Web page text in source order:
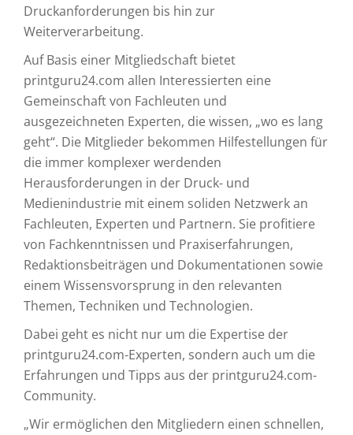
Druckanforderungen bis hin zur
Weiterverarbeitung.
Auf Basis einer Mitgliedschaft bietet
printguru24.com allen Interessierten eine
Gemeinschaft von Fachleuten und
ausgezeichneten Experten, die wissen, „wo es lang
geht“. Die Mitglieder bekommen Hilfestellungen für
die immer komplexer werdenden
Herausforderungen in der Druck- und
Medienindustrie mit einem soliden Netzwerk an
Fachleuten, Experten und Partnern. Sie profitiere
von Fachkenntnissen und Praxiserfahrungen,
Redaktionsbeiträgen und Dokumentationen sowie
einem Wissensvorsprung in den relevanten
Themen, Techniken und Technologien.
Dabei geht es nicht nur um die Expertise der
printguru24.com-Experten, sondern auch um die
Erfahrungen und Tipps aus der printguru24.com-
Community.
„Wir ermöglichen den Mitgliedern einen schnellen,